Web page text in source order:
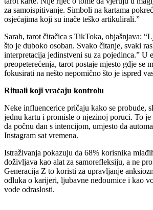
za samoispitivanje. Simboli na kartama
osjećajima koji su inače teško artikulirali.”
Sarah, tarot čitačica s TikToka, objašnjava:
što je duboko osoban. Svako čitanje, svaki
interpretacija jedinstveni su za pojedinca.” U
preopeterećenja, tarot postaje mjesto gdje se
fokusirati na nešto nepomično što je ispred
Rituali koji vraćaju kontrolu
Neke influencerice pričaju kako se probude,
jednu kartu i promisle o njezinoj poruci. To
da počnu dan s intencijom, umjesto da
Instagram sat vremena.
Istraživanja pokazuju da 68% korisnika
doživljava kao alat za samorefleksiju, a ne
Generacija Z to koristi za upravljanje
odluka o karijeri, ljubavne nedoumice i kao
vode odraslosti.